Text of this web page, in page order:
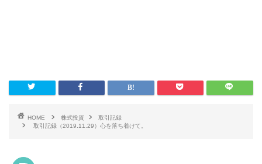
HOME 株式投資
取引記録
取引記録（2019.11.29）心を落ち着けて。